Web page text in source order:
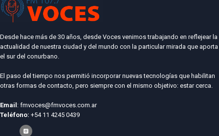
Desde hace más de 30 años, desde Voces venimos trabajando en reflejear la
actualidad de nuestra ciudad y del mundo con la particular mirada que aporta
el sur del conurbano.
El paso del tiempo nos permitió incorporar nuevas tecnologías que habilitan
otras formas de contacto, pero siempre con el mismo objetivo: estar cerca.
Email: fmvoces@fmvoces.com.ar
Teléfono: +54 11 4245 0439